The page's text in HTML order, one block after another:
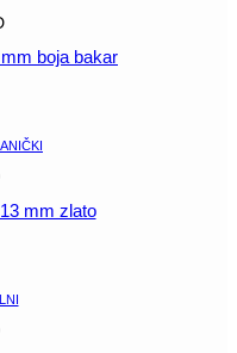
boja bakar
mm zlato